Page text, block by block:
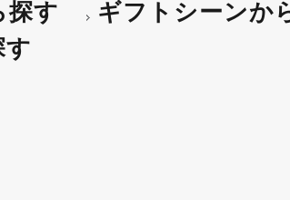
探す ギフトシーンか
す
ス 受皿 【ギフト